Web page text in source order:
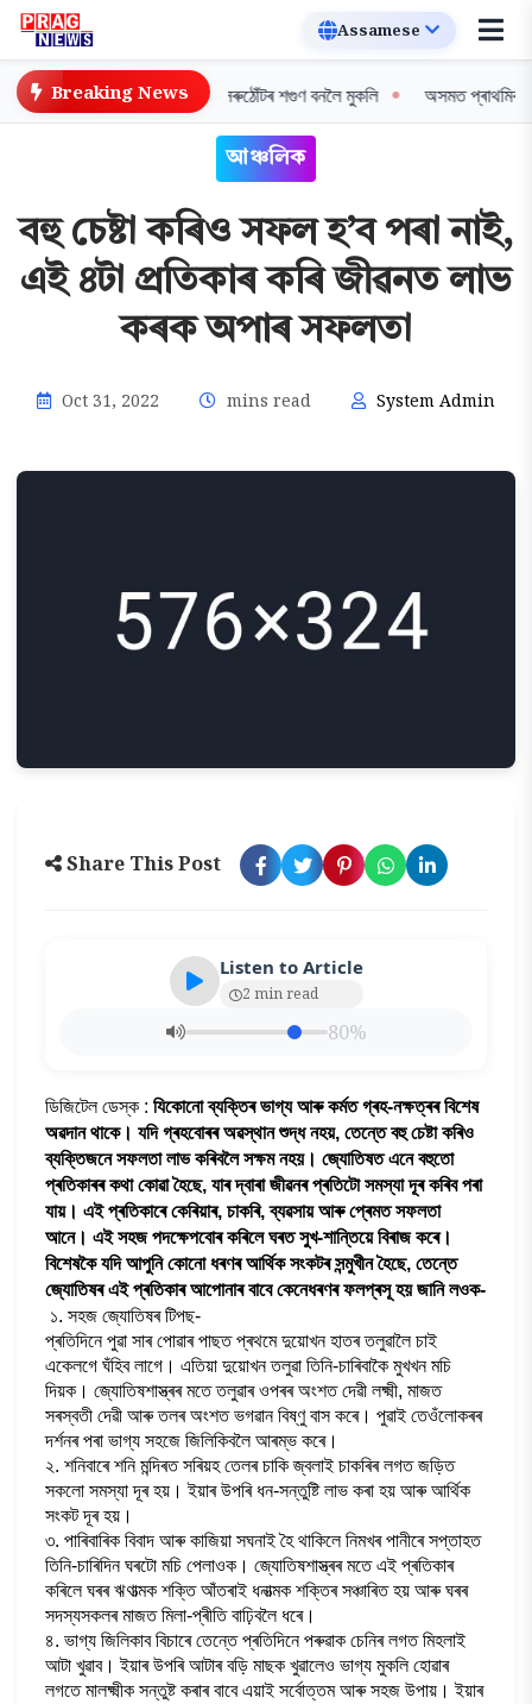
Breaking News
নতুন দিগন্ত: বিশ্বৰ প্ৰথম সৰুঠোঁটৰ শগুণ বনলৈ মুকলি অসমত প্ৰাথমিক
আঞ্চলিক
বহু চেষ্টা কৰিও সফল হ’ব পৰা নাই,
এই ৪টা প্ৰতিকাৰ কৰি জীৱনত লাভ
কৰক অপাৰ সফলতা
Oct 31, 2022 mins read System Admin
Share This Post
Listen to Article
2 min read
80%
ডিজিটেল ডেস্ক :যিকোনো ব্যক্তিৰভাগ্যআৰু কৰ্মত গ্ৰহ-নক্ষত্ৰৰ বিশেষ
অৱদান থাকে। যদি গ্ৰহবোৰৰ অৱস্থান শুদ্ধ নহয়, তেন্তে বহু চেষ্টা কৰিও
ব্যক্তিজনে সফলতা লাভ কৰিবলৈ সক্ষম নহয়। জ্যোতিষত এনে বহুতো
প্ৰতিকাৰৰ কথা কোৱা হৈছে, যাৰ দ্বাৰা জীৱনৰ প্ৰতিটো সমস্যা দূৰ কৰিব পৰা
যায়। এই প্ৰতিকাৰে কেৰিয়াৰ, চাকৰি, ব্যৱসায় আৰু প্ৰেমত সফলতা
আনে। এই সহজ পদক্ষেপবোৰ কৰিলে ঘৰত সুখ-শান্তিয়ে বিৰাজ কৰে।
বিশেষকৈ যদি আপুনি কোনো ধৰণৰ আৰ্থিক সংকটৰ সন্মুখীন হৈছে, তেন্তে
জ্যোতিষৰ এই প্ৰতিকাৰ আপোনাৰ বাবে কেনেধৰণৰ ফলপ্ৰসূ হয় জানি লওক-
১. সহজ জ্যোতিষৰ টিপছ-
প্ৰতিদিনে পুৱা সাৰ পোৱাৰ পাছত প্ৰথমে দুয়োখন হাতৰ তলুৱালৈ চাই
একেলগে ঘঁহিব লাগে। এতিয়া দুয়োখন তলুৱা তিনি-চাৰিবাকৈ মুখখন মচি
দিয়ক। জ্যোতিষশাস্ত্ৰৰ মতে তলুৱাৰ ওপৰৰ অংশত দেৱী লক্ষ্মী, মাজত
সৰস্বতী দেৱী আৰু তলৰ অংশত ভগৱান বিষ্ণু বাস কৰে। পুৱাই তেওঁলোকৰৰ
দৰ্শনৰ পৰা ভাগ্য সহজে জিলিকিবলৈ আৰম্ভ কৰে।
২. শনিবাৰে শনি মন্দিৰত সৰিয়হ তেলৰ চাকি জ্বলাই চাকৰিৰ লগত জড়িত
সকলো সমস্যা দূৰ হয়। ইয়াৰ উপৰি ধন-সন্তুষ্টি লাভ কৰা হয় আৰু আৰ্থিক
সংকট দূৰ হয়।
৩. পাৰিবাৰিক বিবাদ আৰু কাজিয়া সঘনাই হৈ থাকিলে নিমখৰ পানীৰে সপ্তাহত
তিনি-চাৰিদিন ঘৰটো মচি পেলাওক। জ্যোতিষশাস্ত্ৰৰ মতে এই প্ৰতিকাৰ
কৰিলে ঘৰৰ ঋণাত্মক শক্তি আঁতৰাই ধনাত্মক শক্তিৰ সঞ্চাৰিত হয় আৰু ঘৰৰ
সদস্যসকলৰ মাজত মিলা-প্ৰীতি বাঢ়িবলৈ ধৰে।
৪. ভাগ্য জিলিকাব বিচাৰে তেন্তে প্ৰতিদিনে পৰুৱাক চেনিৰ লগত মিহলাই
আটা খুৱাব। ইয়াৰ উপৰি আটাৰ বড়ি মাছক খুৱালেও ভাগ্য মুকলি হোৱাৰ
লগতে মালক্ষ্মীক সন্তুষ্ট কৰাৰ বাবে এয়াই সৰ্বোত্তম আৰু সহজ উপায়। ইয়াৰ